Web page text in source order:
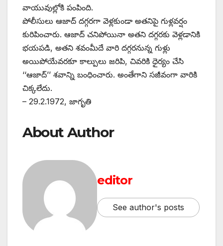
వాయువుల్లోకి పంపింది.
పోలీసులు ఆజాద్‌ ‌దగ్గరగా వెళ్లకుండా అతనిపై గుళ్లవర్షం
కురిపించారు. ఆజాద్‌ ‌చనిపోయినా అతని దగ్గరకు వెళ్లడానికి
భయపడి, అతని శవంమీదే వారి దగ్గరనున్న గుళ్లు
అయిపోయేవరకూ కాల్పులు జరిపి, చివరికి ధైర్యం చేసి
‘‘ఆజాద్‌’’ ‌శవాన్ని బంధించారు. అంతేగాని సజీవంగా వారికి
చిక్కలేదు.
– 29.2.1972, జాగృతి
About Author
editor
See author's posts